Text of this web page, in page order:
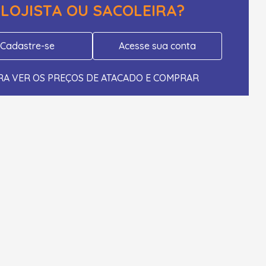
LOJISTA OU SACOLEIRA?
Cadastre-se Acesse sua conta
VER OS PREÇOS DE ATACADO E COMPRAR